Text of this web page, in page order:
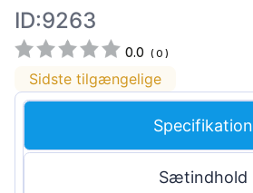
ID:9263
0.0 (0 )
Sidste tilgængelige
Specifikation
Sætindhold